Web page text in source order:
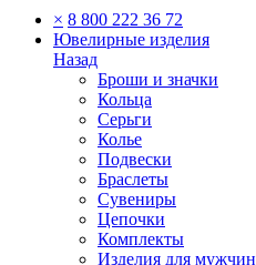
× 8 800 222 36 72
Ювелирные изделия
Назад
Броши и значки
Кольца
Серьги
Колье
Подвески
Браслеты
Сувениры
Цепочки
Комплекты
Изделия для мужчин